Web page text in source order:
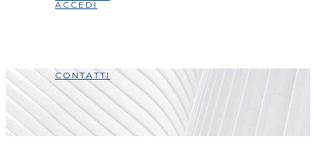
ACCEDI
CONTATTI